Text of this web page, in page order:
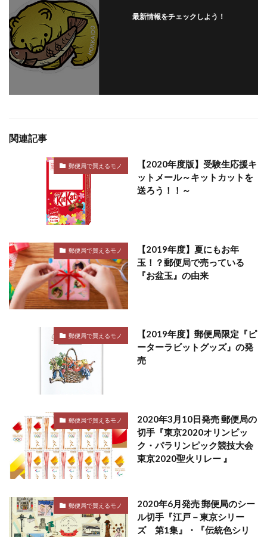
最新情報をチェックしよう！
関連記事
郵便局で買えるモノ
【2020年度版】受験生応援キ
ットメール～キットカットを
送ろう！！～
郵便局で買えるモノ
【2019年度】夏にもお年
玉！？郵便局で売っている
『お盆玉』の由来
郵便局で買えるモノ
【2019年度】郵便局限定『ピ
ーターラビットグッズ』の発
売
郵便局で買えるモノ
2020年3月10日発売 郵便局の
切手『東京2020オリンピッ
ク・パラリンピック競技大会
東京2020聖火リレー 』
郵便局で買えるモノ
2020年6月発売 郵便局のシー
ル切手『江戸－東京シリー
ズ 第1集』・『伝統色シリ